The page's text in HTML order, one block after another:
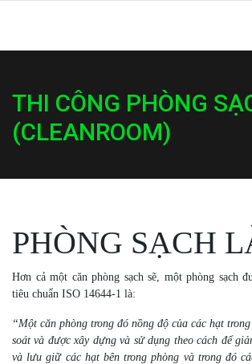
THI CÔNG PHÒNG
(CLEANROOM)
PHÒNG SẠCH
Hơn cả một căn phòng sạch sẽ, một phòng sạch
tiêu chuẩn ISO 14644-1 là:
“Một căn phòng trong đó nồng độ của các hạt
soát và được xây dựng và sử dụng theo cách để
và lưu giữ các hạt bên trong phòng và trong đó